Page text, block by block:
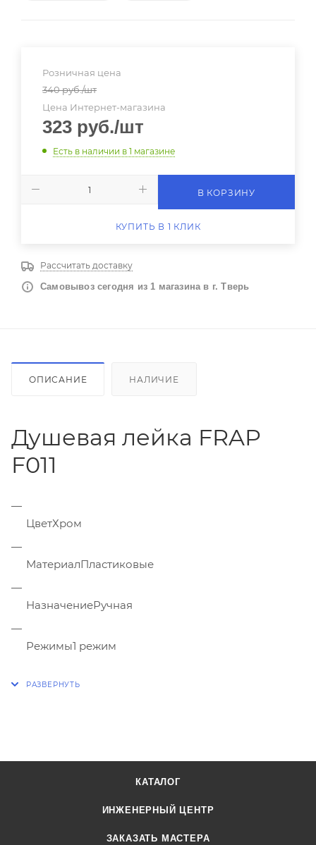
Розничная цена
340руб./шт
Цена Интернет-магазина
323 руб./шт
Есть в наличии в 1 магазине
В КОРЗИНУ
КУПИТЬ В 1 КЛИК
Рассчитать доставку
Самовывоз сегодня из 1 магазина в г. Тверь
ОПИСАНИЕ НАЛИЧИЕ
Душевая лейка FRAP
F011
ЦветХром
МатериалПластиковые
НазначениеРучная
Режимы1 режим
КАТАЛОГ
ИНЖЕНЕРНЫЙ ЦЕНТР
ЗАКАЗАТЬ МАСТЕРА